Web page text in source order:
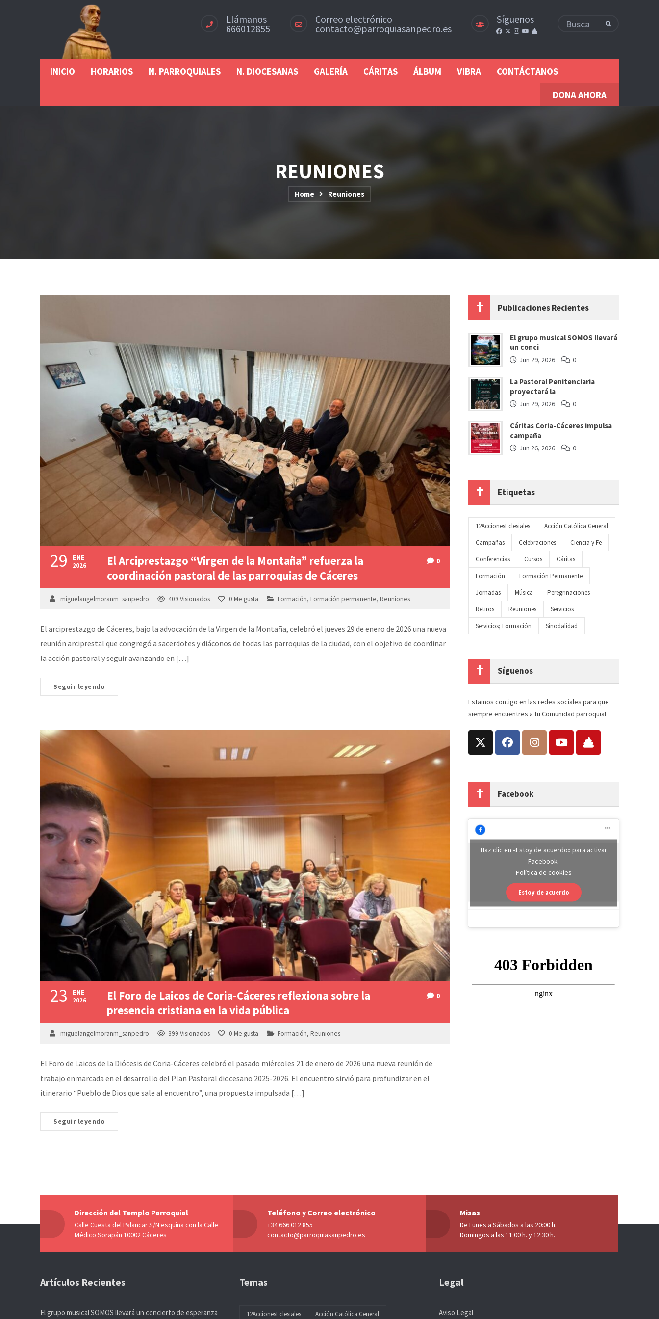
Llámanos
666012855
Correo electrónico
contacto@parroquiasanpedro.es
Síguenos
INICIO HORARIOS N. PARROQUIALES N. DIOCESANAS GALERÍA CÁRITAS ÁLBUM VIBRA
CONTÁCTANOS
DONA AHORA
REUNIONES
Home Reuniones
29 ENE
2026
El Arciprestazgo “Virgen de la Montaña” refuerza la
coordinación pastoral de las parroquias de Cáceres
0
miguelangelmoranm_sanpedro 409 Visionados 0 Me gusta Formación, Formación permanente, Reuniones
El arciprestazgo de Cáceres, bajo la advocación de la Virgen de la Montaña, celebró el jueves 29 de enero de 2026 una nueva
reunión arciprestal que congregó a sacerdotes y diáconos de todas las parroquias de la ciudad, con el objetivo de coordinar
la acción pastoral y seguir avanzando en […]
Seguir leyendo
23 ENE
2026
El Foro de Laicos de Coria-Cáceres reflexiona sobre la
presencia cristiana en la vida pública
0
miguelangelmoranm_sanpedro 399 Visionados 0 Me gusta Formación, Reuniones
El Foro de Laicos de la Diócesis de Coria-Cáceres celebró el pasado miércoles 21 de enero de 2026 una nueva reunión de
trabajo enmarcada en el desarrollo del Plan Pastoral diocesano 2025-2026. El encuentro sirvió para profundizar en el
itinerario “Pueblo de Dios que sale al encuentro”, una propuesta impulsada […]
Seguir leyendo
Publicaciones Recientes
El grupo musical SOMOS llevará
un conci
Jun 29, 2026 0
La Pastoral Penitenciaria
proyectará la
Jun 29, 2026 0
Cáritas Coria-Cáceres impulsa
campaña
Jun 26, 2026 0
Etiquetas
12AccionesEclesiales
Acción Católica General
Campañas
Celebraciones
Ciencia y Fe
Conferencias
Cursos
Cáritas
Formación
Formación Permanente
Jornadas
Música
Peregrinaciones
Retiros
Reuniones
Servicios
Servicios; Formación
Sinodalidad
Síguenos
Estamos contigo en las redes sociales para que
siempre encuentres a tu Comunidad parroquial
Facebook
Haz clic en «Estoy de acuerdo» para activar
Facebook
Política de cookies
Estoy de acuerdo
Dirección del Templo Parroquial
Calle Cuesta del Palancar S/N esquina con la Calle
Médico Sorapán 10002 Cáceres
Teléfono y Correo electrónico
+34 666 012 855
contacto@parroquiasanpedro.es
Misas
De Lunes a Sábados a las 20:00 h.
Domingos a las 11:00 h. y 12:30 h.
Artículos Recientes
El grupo musical SOMOS llevará un concierto de esperanza
Temas
12AccionesEclesiales Acción Católica General
Legal
Aviso Legal